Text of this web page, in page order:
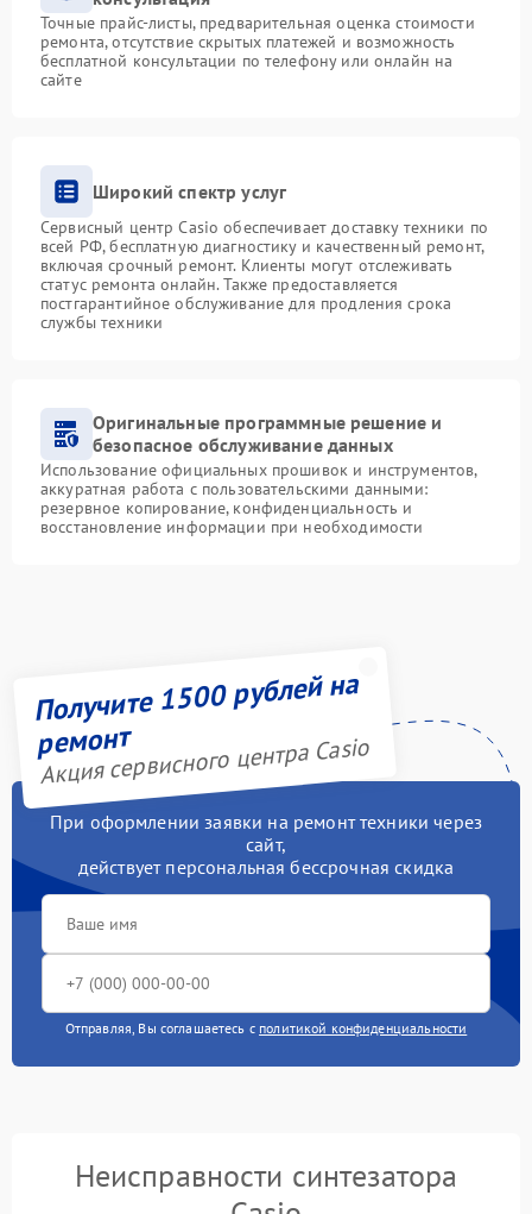
Точные прайс-листы, предварительная оценка стоимости
ремонта, отсутствие скрытых платежей и возможность
бесплатной консультации по телефону или онлайн на
сайте
Широкий спектр услуг
Сервисный центр Casio обеспечивает доставку техники по
всей РФ, бесплатную диагностику и качественный ремонт,
включая срочный ремонт. Клиенты могут отслеживать
статус ремонта онлайн. Также предоставляется
постгарантийное обслуживание для продления срока
службы техники
Оригинальные программные решение и
безопасное обслуживание данных
Использование официальных прошивок и инструментов,
аккуратная работа с пользовательскими данными:
резервное копирование, конфиденциальность и
восстановление информации при необходимости
Получите 1500 рублей на
ремонт
Акция сервисного центра Casio
При оформлении заявки на ремонт техники через
сайт,
действует персональная бессрочная скидка
Отправляя, Вы соглашаетесь с политикой конфиденциальности
Неисправности синтезатора